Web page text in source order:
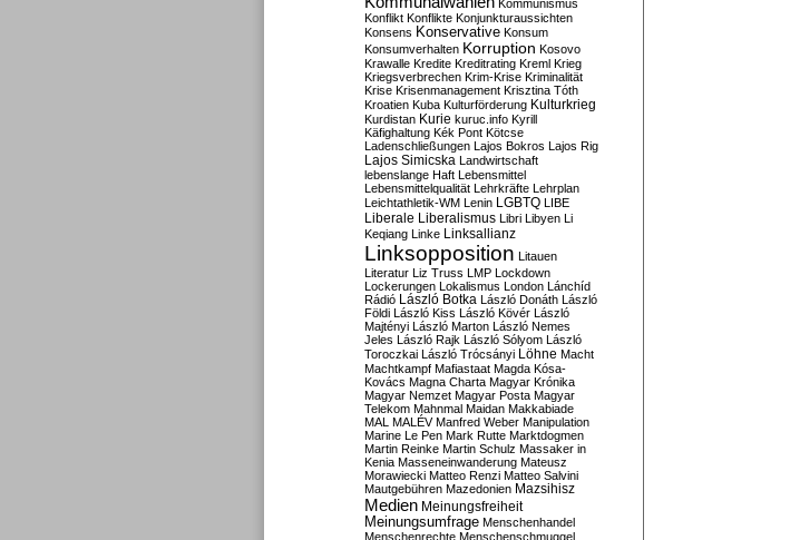
Kommunismus
Konflikt Konflikte Konjunkturaussichten
Konsens Konservative Konsum
Konsumverhalten Korruption Kosovo
Krawalle Kredite Kreditrating Kreml Krieg
Kriegsverbrechen Krim-Krise Kriminalität
Krise Krisenmanagement Krisztina Tóth
Kroatien Kuba Kulturförderung Kulturkrieg
Kurdistan Kurie kuruc.info Kyrill
Käfighaltung Kék Pont Kötcse
Ladenschließungen Lajos Bokros Lajos Rig
Lajos Simicska Landwirtschaft
lebenslange Haft Lebensmittel
Lebensmittelqualität Lehrkräfte Lehrplan
Leichtathletik-WM Lenin LGBTQ LIBE
Liberale Liberalismus Libri Libyen Li
Keqiang Linke Linksallianz
Linksopposition Litauen
Literatur Liz Truss LMP Lockdown
Lockerungen Lokalismus London Lánchíd
Rádió
László Botka László Donáth László
Földi László Kiss László Kövér László
Majtényi László Marton László Nemes
Jeles László Rajk László Sólyom László
Toroczkai László Trócsányi Löhne Macht
Machtkampf Mafiastaat Magda Kósa-
Kovács Magna Charta Magyar Krónika
Magyar Nemzet Magyar Posta Magyar
Telekom Mahnmal Maidan Makkabiade
MAL MALÉV Manfred Weber Manipulation
Marine Le Pen Mark Rutte Marktdogmen
Martin Reinke Martin Schulz Massaker in
Kenia Masseneinwanderung Mateusz
Morawiecki Matteo Renzi Matteo Salvini
Mautgebühren Mazedonien Mazsihisz
Medien Meinungsfreiheit
Meinungsumfrage Menschenhandel
Menschenrechte Menschenschmuggel